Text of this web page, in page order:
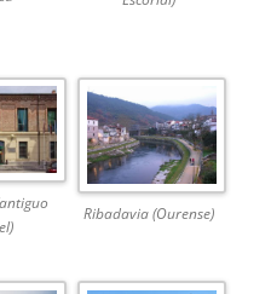
Ribadavia (Ourense)